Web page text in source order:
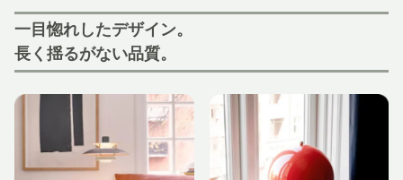
一目惚れしたデザイン。
長く揺るがない品質。